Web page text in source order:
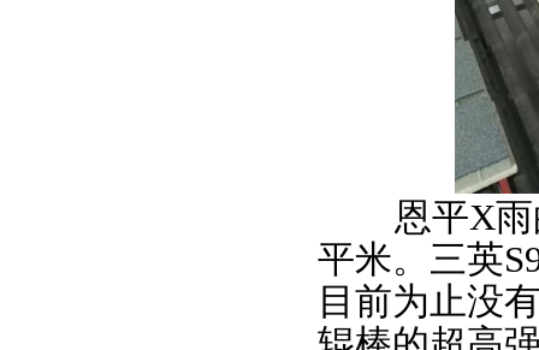
恩平X
平米。三英
目前为止没